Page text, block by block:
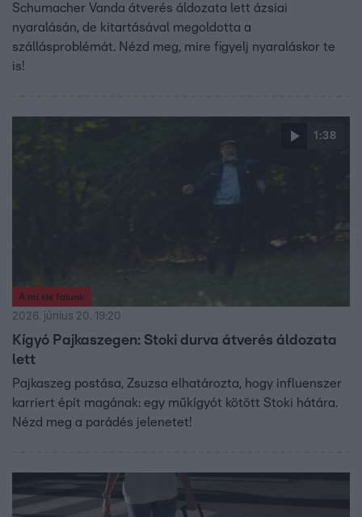
Schumacher Vanda átverés áldozata lett ázsiai
nyaralásán, de kitartásával megoldotta a
szállásproblémát. Nézd meg, mire figyelj nyaraláskor te
is!
1:38
A mi kis falunk
2026. június 20. 19:20
Kígyó Pajkaszegen: Stoki durva átverés áldozata
lett
Pajkaszeg postása, Zsuzsa elhatározta, hogy influenszer
karriert épít magának: egy műkígyót kötött Stoki hátára.
Nézd meg a parádés jelenetet!